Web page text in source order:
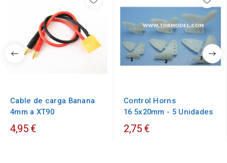
Cable de carga Banana
4mm a XT90
4,95 €
Control Horns
16.5x20mm - 5 Unidades
2,75 €